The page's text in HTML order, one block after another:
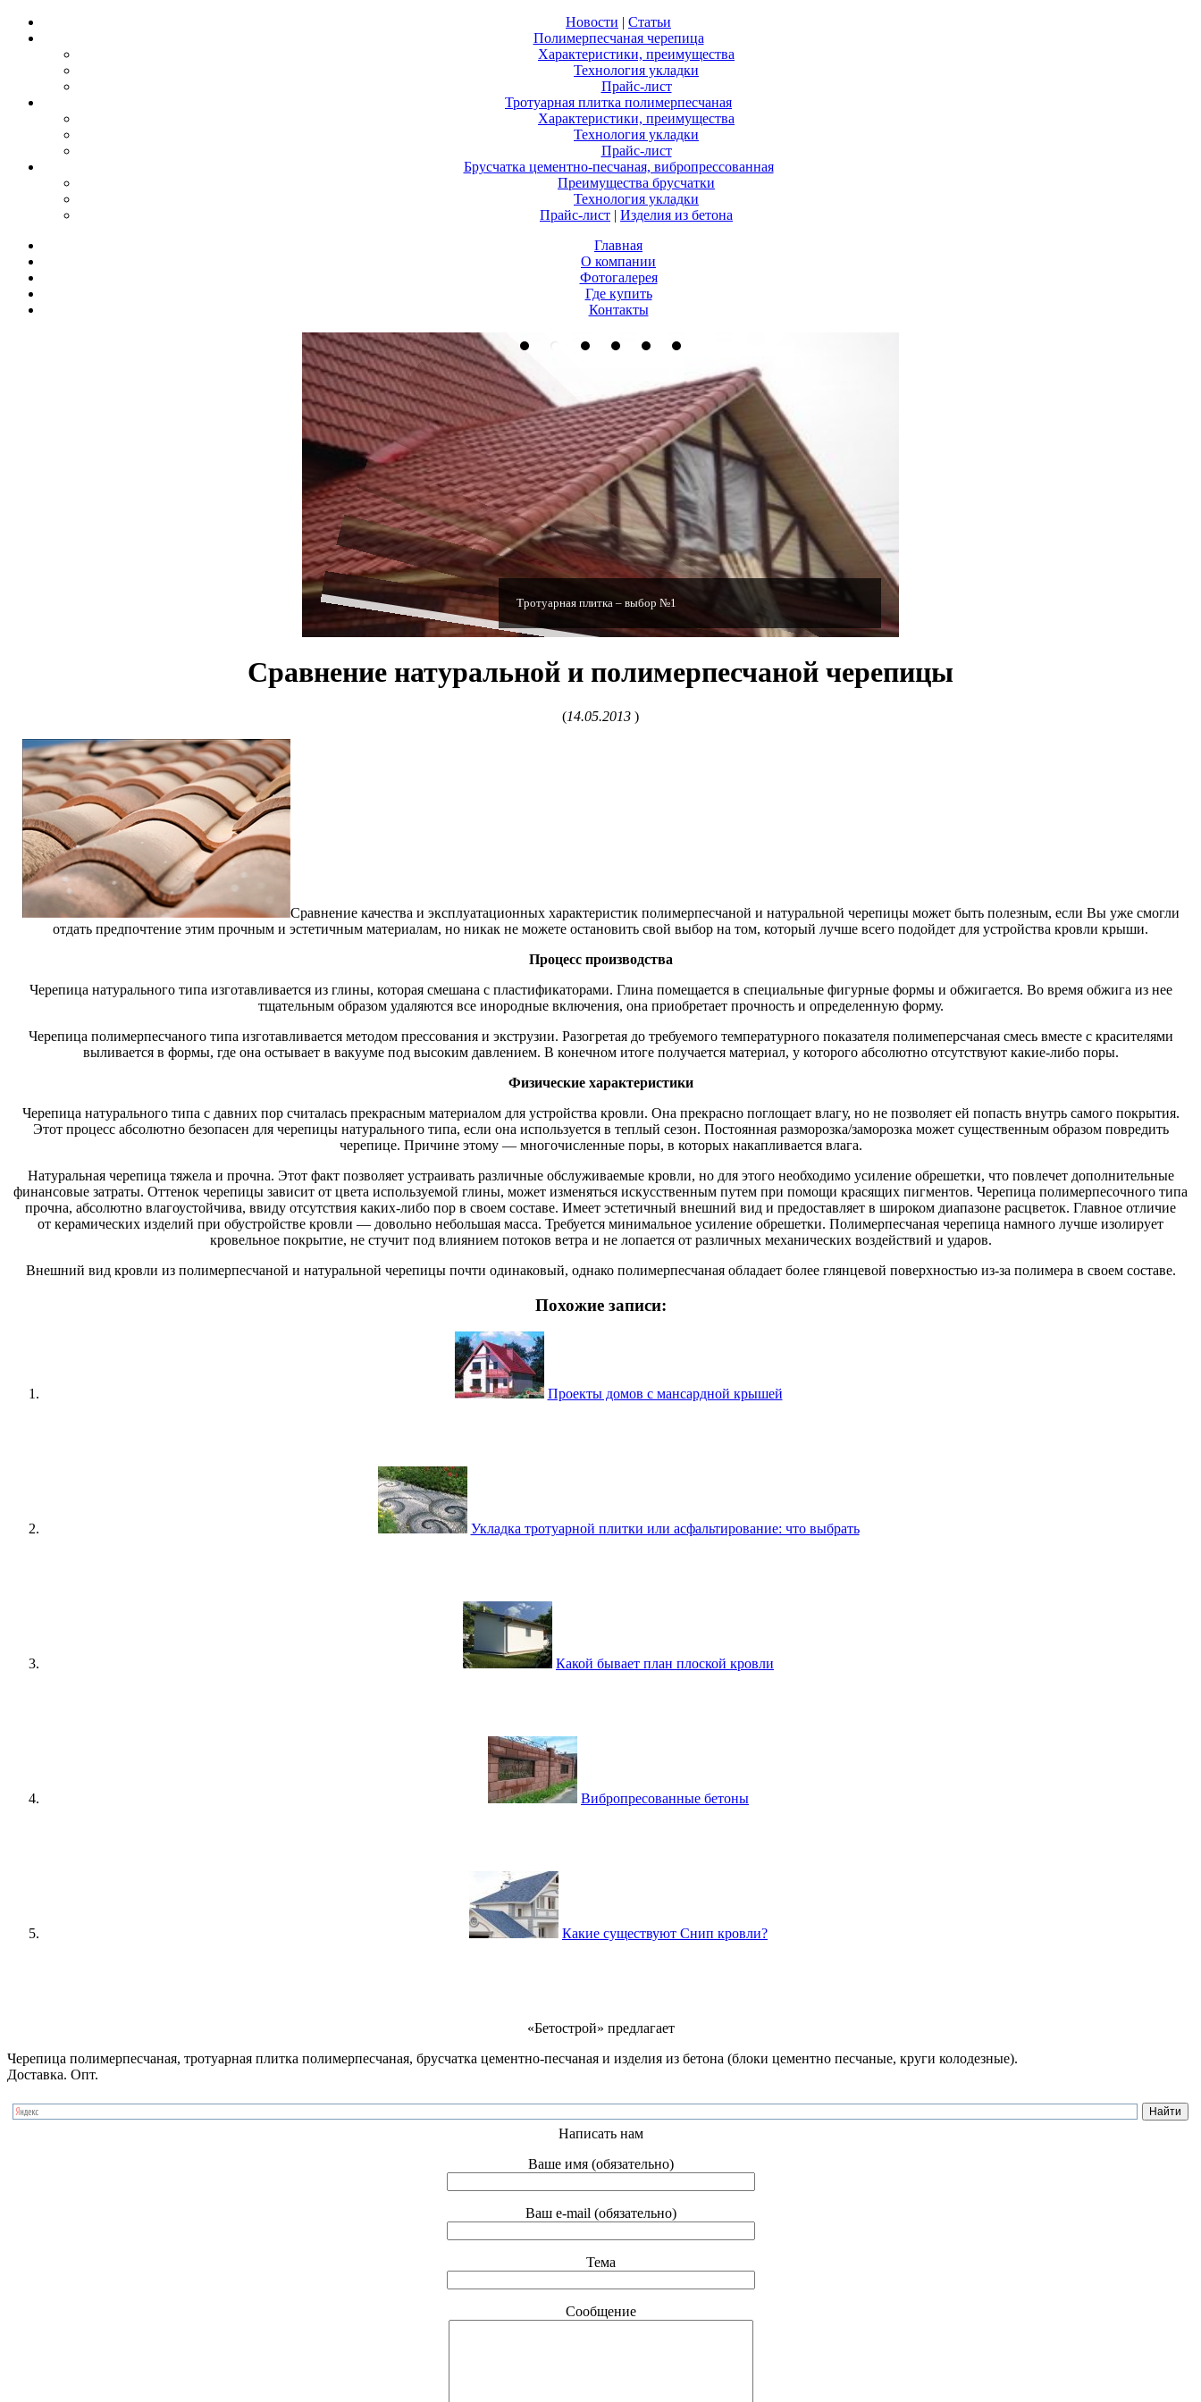
Новости | Статьи
Полимерпесчаная черепица
Характеристики, преимущества
Технология укладки
Прайс-лист
Тротуарная плитка полимерпесчаная
Характеристики, преимущества
Технология укладки
Прайс-лист
Брусчатка цементно-песчаная, вибропресcованная
Преимущества брусчатки
Технология укладки
Прайс-лист | Изделия из бетона
Главная
О компании
Фотогалерея
Где купить
Контакты
Тротуарная плитка – выбор №1
Сравнение натуральной и полимерпесчаной черепицы
(14.05.2013 )
Сравнение качества и эксплуатационных характеристик полимерпесчаной и натуральной черепицы может быть полезным, если Вы уже смогли
отдать предпочтение этим прочным и эстетичным материалам, но никак не можете остановить свой выбор на том, который лучше всего подойдет для устройства кровли крыши.
Процесс производства
Черепица натурального типа изготавливается из глины, которая смешана с пластификаторами. Глина помещается в специальные фигурные формы и обжигается. Во время обжига из нее
тщательным образом удаляются все инородные включения, она приобретает прочность и определенную форму.
Черепица полимерпесчаного типа изготавливается методом прессования и экструзии. Разогретая до требуемого температурного показателя полимеперсчаная смесь вместе с красителями
выливается в формы, где она остывает в вакууме под высоким давлением. В конечном итоге получается материал, у которого абсолютно отсутствуют какие-либо поры.
Физические характеристики
Черепица натурального типа с давних пор считалась прекрасным материалом для устройства кровли. Она прекрасно поглощает влагу, но не позволяет ей попасть внутрь самого покрытия.
Этот процесс абсолютно безопасен для черепицы натурального типа, если она используется в теплый сезон. Постоянная разморозка/заморозка может существенным образом повредить
черепице. Причине этому — многочисленные поры, в которых накапливается влага.
Натуральная черепица тяжела и прочна. Этот факт позволяет устраивать различные обслуживаемые кровли, но для этого необходимо усиление обрешетки, что повлечет дополнительные
финансовые затраты. Оттенок черепицы зависит от цвета используемой глины, может изменяться искусственным путем при помощи красящих пигментов. Черепица полимерпесочного типа
прочна, абсолютно влагоустойчива, ввиду отсутствия каких-либо пор в своем составе. Имеет эстетичный внешний вид и предоставляет в широком диапазоне расцветок. Главное отличие
от керамических изделий при обустройстве кровли — довольно небольшая масса. Требуется минимальное усиление обрешетки. Полимерпесчаная черепица намного лучше изолирует
кровельное покрытие, не стучит под влиянием потоков ветра и не лопается от различных механических воздействий и ударов.
Внешний вид кровли из полимерпесчаной и натуральной черепицы почти одинаковый, однако полимерпесчаная обладает более глянцевой поверхностью из-за полимера в своем составе.
Похожие записи:
Проекты домов с мансардной крышей
Укладка тротуарной плитки или асфальтирование: что выбрать
Какой бывает план плоской кровли
Вибропресованные бетоны
Какие существуют Снип кровли?
«Бетострой» предлагает
Черепица полимерпесчаная, тротуарная плитка полимерпесчаная, брусчатка цементно-песчаная и изделия из бетона (блоки цементно песчаные, круги колодезные).
Доставка. Опт.
Написать нам
Ваше имя (обязательно)
Ваш e-mail (обязательно)
Тема
Сообщение